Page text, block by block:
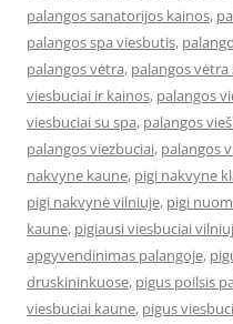
palangos sanatorijos kainos,
palangos spa viesbutis,
palangos vėtra, palangos vėtra
viesbuciai ir kainos, palangos
viesbuciai su spa, palangos
palangos viezbuciai, palangos
nakvyne kaune, pigi nakvyne
pigi nakvynė vilniuje, pigi
kaune, pigiausi viesbuciai
apgyvendinimas palangoje,
druskininkuose, pigus poilsis
viesbuciai kaune, pigus